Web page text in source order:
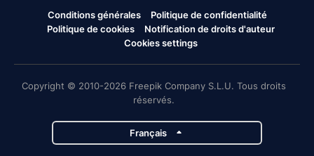
Conditions générales
Politique de confidentialité
Politique de cookies
Notification de droits d'auteur
Cookies settings
Copyright © 2010-2026 Freepik Company S.L.U. Tous droits
réservés.
Français